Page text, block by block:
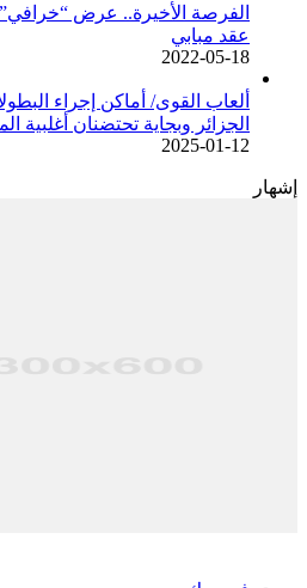
الفرصة الأخيرة.. عرض
عقد مبابي
2022-05-18
الجزائر وبجاية تحتضنان أغلبية
2025-01-12
إشهار